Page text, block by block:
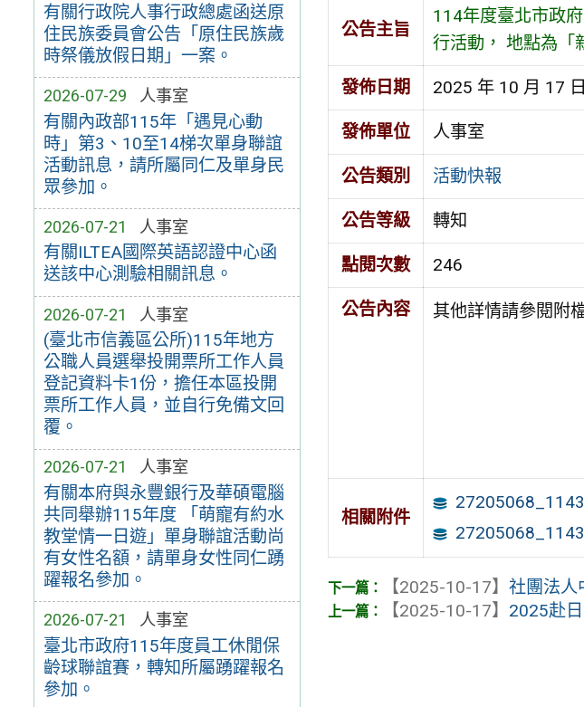
有關行政院人事行政總處函送原
住民族委員會公告「原住民族歲
時祭儀放假日期」一案。
2026-07-29 人事室
有關內政部115年「遇見心動
時」第3、10至14梯次單身聯誼
活動訊息，請所屬同仁及單身民
眾參加。
2026-07-21 人事室
有關ILTEA國際英語認證中心函
送該中心測驗相關訊息。
2026-07-21 人事室
(臺北市信義區公所)115年地方
公職人員選舉投開票所工作人員
登記資料卡1份，擔任本區投開
票所工作人員，並自行免備文回
覆。
2026-07-21 人事室
有關本府與永豐銀行及華碩電腦
共同舉辦115年度 「萌寵有約水
教堂情一日遊」單身聯誼活動尚
有女性名額，請單身女性同仁踴
躍報名參加。
2026-07-21 人事室
臺北市政府115年度員工休閒保
齡球聯誼賽，轉知所屬踴躍報名
參加。
公告主旨
114年度臺北市政
行活動， 地點為「
發佈日期 2025 年 10 月 17 日
發佈單位 人事室
公告類別 活動快報
公告等級 轉知
點閱次數 246
公告內容 其他詳情請參閱附
相關附件
【2025-10-17】社團法人
【2025-10-17】 2025赴